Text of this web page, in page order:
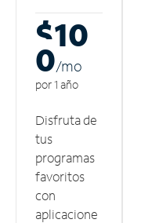
$10
0/mo
por 1 año
Disfruta de
tus
programas
favoritos
con
aplicacione